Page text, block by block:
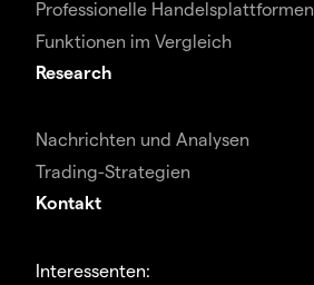
Professionelle Handelsplattformen
Funktionen im Vergleich
Research
Nachrichten und Analysen
Trading-Strategien
Kontakt
Interessenten: